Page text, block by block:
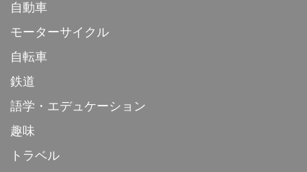
自動車
モーターサイクル
自転車
鉄道
語学・エデュケーション
趣味
トラベル